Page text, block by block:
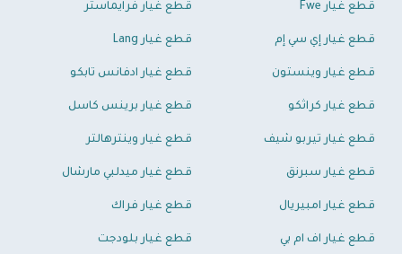
قطع غيار Fwe قطع غيار فرايماستر
قطع غيار إي سي إم قطع غيار Lang
قطع غيار وينستون قطع غيار ادفانس تابكو
قطع غيار كراثكو قطع غيار برينس كاسل
قطع غيار تيربو شيف قطع غيار وينترهالتر
قطع غيار سبرنق قطع غيار ميدلبي مارشال
قطع غيار امبيريال قطع غيار فراك
قطع غيار اف ام بي قطع غيار بلودجت